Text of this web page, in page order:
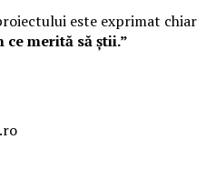
este exprimat chiar
ce merită să știi.”